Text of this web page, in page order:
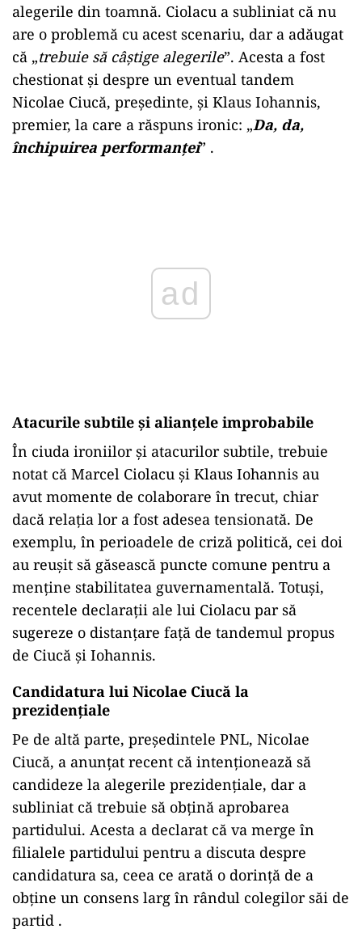
alegerile din toamnă. Ciolacu a subliniat că nu
are o problemă cu acest scenariu, dar a adăugat
că „trebuie să câștige alegerile”. Acesta a fost
chestionat și despre un eventual tandem
Nicolae Ciucă, președinte, și Klaus Iohannis,
premier, la care a răspuns ironic: „Da, da,
închipuirea performanței” .
ad
Atacurile subtile și alianțele improbabile
În ciuda ironiilor și atacurilor subtile, trebuie
notat că Marcel Ciolacu și Klaus Iohannis au
avut momente de colaborare în trecut, chiar
dacă relația lor a fost adesea tensionată. De
exemplu, în perioadele de criză politică, cei doi
au reușit să găsească puncte comune pentru a
menține stabilitatea guvernamentală. Totuși,
recentele declarații ale lui Ciolacu par să
sugereze o distanțare față de tandemul propus
de Ciucă și Iohannis.
Candidatura lui Nicolae Ciucă la
prezidențiale
Pe de altă parte, președintele PNL, Nicolae
Ciucă, a anunțat recent că intenționează să
candideze la alegerile prezidențiale, dar a
subliniat că trebuie să obțină aprobarea
partidului. Acesta a declarat că va merge în
filialele partidului pentru a discuta despre
candidatura sa, ceea ce arată o dorință de a
obține un consens larg în rândul colegilor săi de
partid .